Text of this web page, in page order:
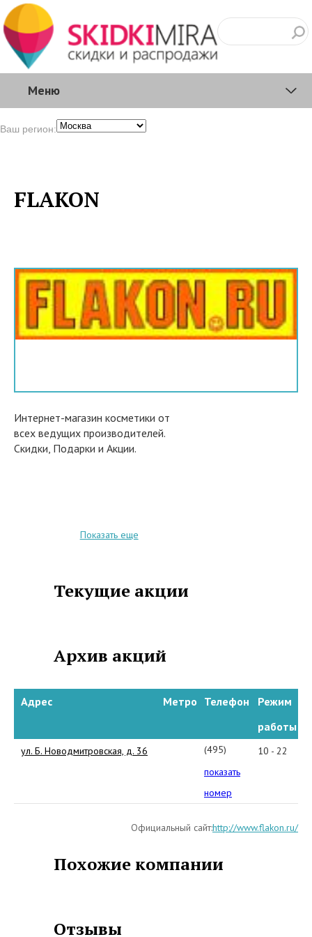
Меню
Ваш регион:
FLAKON
Интернет-магазин косметики от
всех ведущих производителей.
Скидки, Подарки и Акции.
Показать еще
Текущие акции
Архив акций
Адрес Метро Телефон
Режим
работы
ул. Б. Новодмитровская, д. 36
(495)
790-
7901
показать
номер
10 - 22
Официальный сайт:http://www.flakon.ru/
Похожие компании
Отзывы